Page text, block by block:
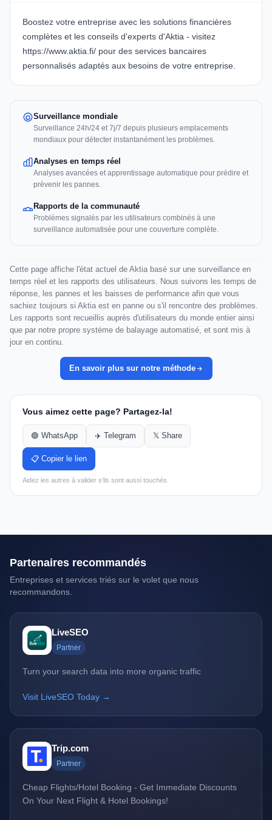
Boostez votre entreprise avec les solutions financières
complètes et les conseils d'experts d'Aktia - visitez
https://www.aktia.fi/ pour des services bancaires
personnalisés adaptés aux besoins de votre entreprise.
Surveillance mondiale
Surveillance 24h/24 et 7j/7 depuis plusieurs emplacements
mondiaux pour détecter instantanément les problèmes.
Analyses en temps réel
Analyses avancées et apprentissage automatique pour prédire et
prévenir les pannes.
Rapports de la communauté
Problèmes signalés par les utilisateurs combinés à une
surveillance automatisée pour une couverture complète.
Cette page affiche l'état actuel de Aktia basé sur une surveillance en
temps réel et les rapports des utilisateurs. Nous suivons les temps de
réponse, les pannes et les baisses de performance afin que vous
sachiez toujours si Aktia est en panne ou s'il rencontre des problèmes.
Les rapports sont recueillis auprès d'utilisateurs du monde entier ainsi
que par notre propre système de balayage automatisé, et sont mis à
jour en continu.
En savoir plus sur notre méthode
Vous aimez cette page? Partagez-la!
🟢 WhatsApp ✈️ Telegram 𝕏 Share
📋 Copier le lien
Aidez les autres à valider s'ils sont aussi touchés.
Partenaires recommandés
Entreprises et services triés sur le volet que nous
recommandons.
LiveSEO
Partner
Turn your search data into more organic traffic
Visit LiveSEO Today →
Trip.com
Partner
Cheap Flights/Hotel Booking - Get Immediate Discounts
On Your Next Flight & Hotel Bookings!